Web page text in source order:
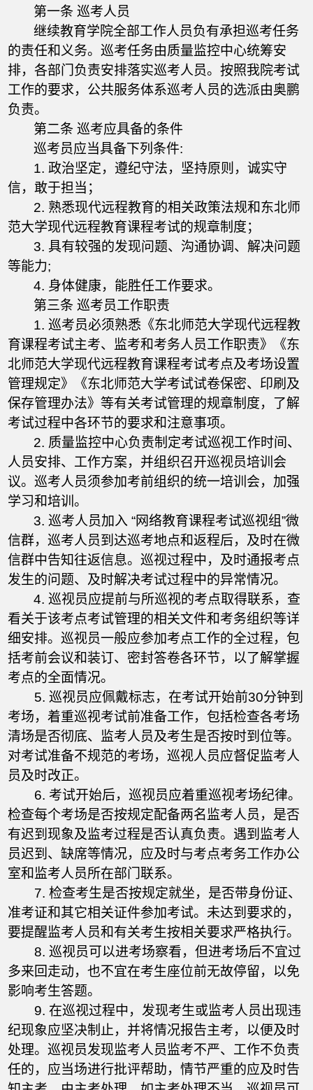
第一条 巡考人员
继续教育学院全部工作人员负有承担巡考任务
的责任和义务。巡考任务由质量监控中心统筹安
排，各部门负责安排落实巡考人员。按照我院考试
工作的要求，公共服务体系巡考人员的选派由奥鹏
负责。
第二条 巡考应具备的条件
巡考员应当具备下列条件:
1. 政治坚定，遵纪守法，坚持原则，诚实守
信，敢于担当；
2. 熟悉现代远程教育的相关政策法规和东北师
范大学现代远程教育课程考试的规章制度；
3. 具有较强的发现问题、沟通协调、解决问题
等能力;
4. 身体健康，能胜任工作要求。
第三条 巡考员工作职责
1. 巡考员必须熟悉《东北师范大学现代远程教
育课程考试主考、监考和考务人员工作职责》《东
北师范大学现代远程教育课程考试考点及考场设置
管理规定》《东北师范大学考试试卷保密、印刷及
保存管理办法》等有关考试管理的规章制度，了解
考试过程中各环节的要求和注意事项。
2. 质量监控中心负责制定考试巡视工作时间、
人员安排、工作方案，并组织召开巡视员培训会
议。巡考人员须参加考前组织的统一培训会，加强
学习和培训。
3. 巡考人员加入 “网络教育课程考试巡视组”微
信群，巡考人员到达巡考地点和返程后，及时在微
信群中告知往返信息。巡视过程中，及时通报考点
发生的问题、及时解决考试过程中的异常情况。
4. 巡视员应提前与所巡视的考点取得联系，查
看关于该考点考试管理的相关文件和考务组织等详
细安排。巡视员一般应参加考点工作的全过程，包
括考前会议和装订、密封答卷各环节，以了解掌握
考点的全面情况。
5. 巡视员应佩戴标志，在考试开始前30分钟到
考场，着重巡视考试前准备工作，包括检查各考场
清场是否彻底、监考人员及考生是否按时到位等。
对考试准备不规范的考场，巡视人员应督促监考人
员及时改正。
6. 考试开始后，巡视员应着重巡视考场纪律。
检查每个考场是否按规定配备两名监考人员，是否
有迟到现象及监考过程是否认真负责。遇到监考人
员迟到、缺席等情况，应及时与考点考务工作办公
室和监考人员所在部门联系。
7. 检查考生是否按规定就坐，是否带身份证、
准考证和其它相关证件参加考试。未达到要求的，
要提醒监考人员和有关考生按相关要求严格执行。
8. 巡视员可以进考场察看，但进考场后不宜过
多来回走动，也不宜在考生座位前无故停留，以免
影响考生答题。
9. 在巡视过程中，发现考生或监考人员出现违
纪现象应坚决制止，并将情况报告主考，以便及时
处理。巡视员发现监考人员监考不严、工作不负责
任的，应当场进行批评帮助，情节严重的应及时告